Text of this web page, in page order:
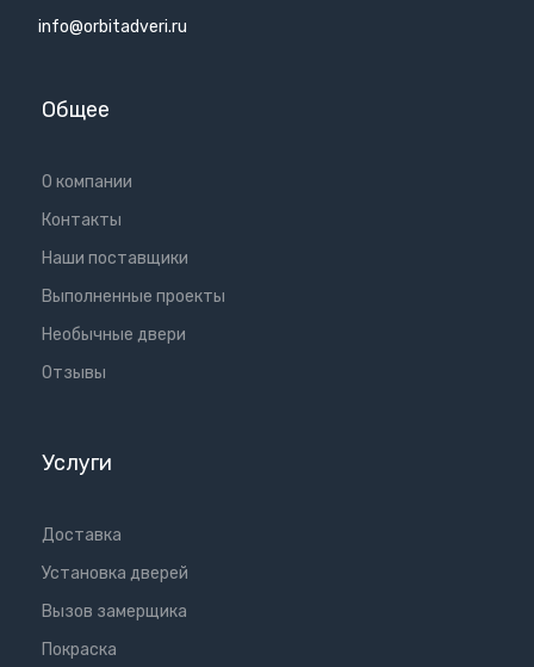
info@orbitadveri.ru
Общее
О компании
Контакты
Наши поставщики
Выполненные проекты
Необычные двери
Отзывы
Услуги
Доставка
Установка дверей
Вызов замерщика
Покраска